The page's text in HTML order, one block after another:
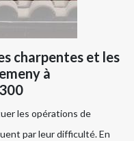
charpentes et les
à
les opérations de
par leur difficulté. En